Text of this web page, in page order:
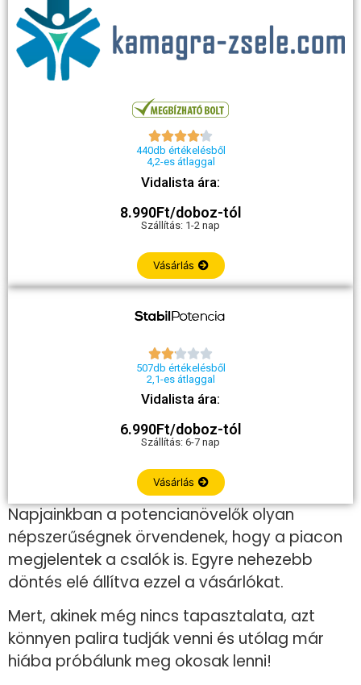

440db értékelésből
4,2-es átlaggal
Vidalista ára:
8.990Ft/doboz-tól
Szállítás: 1-2 nap
Vásárlás

507db értékelésből
2,1-es átlaggal
Vidalista ára:
6.990Ft/doboz-tól
Szállítás: 6-7 nap
Vásárlás
Napjainkban a potencianövelők olyan
népszerűségnek örvendenek, hogy a piacon
megjelentek a csalók is. Egyre nehezebb
döntés elé állítva ezzel a vásárlókat.
Mert, akinek még nincs tapasztalata, azt
könnyen palira tudják venni és utólag már
hiába próbálunk meg okosak lenni!